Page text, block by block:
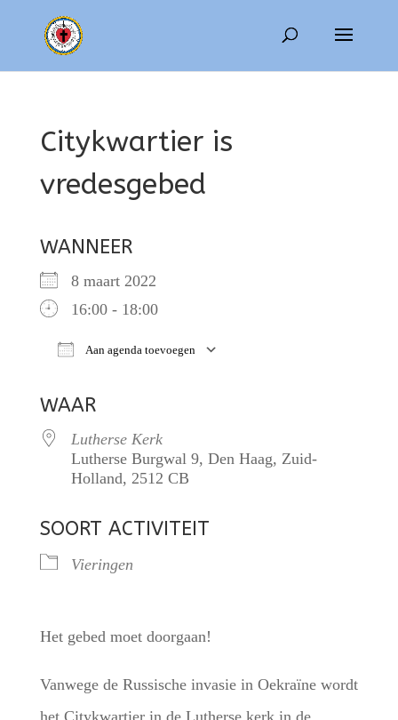
Citykwartier is
vredesgebed
WANNEER
8 maart 2022
16:00 - 18:00
Aan agenda toevoegen
WAAR
Lutherse Kerk
Lutherse Burgwal 9, Den Haag, Zuid-
Holland, 2512 CB
SOORT ACTIVITEIT
Vieringen
Het gebed moet doorgaan!
Vanwege de Russische invasie in Oekraïne wordt
het Citykwartier in de Lutherse kerk in de